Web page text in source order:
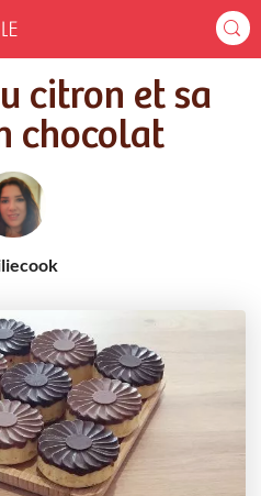
chocolat
citron et sa
chocolat